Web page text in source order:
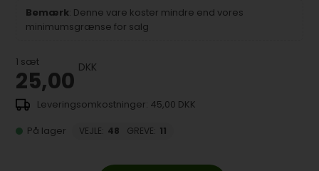
Bemærk: Denne vare koster mindre end vores
minimumsgrænse for salg
1 sæt
25,00 DKK
45,00 DKK
På lager
VEJLE: 48 GREVE: 11